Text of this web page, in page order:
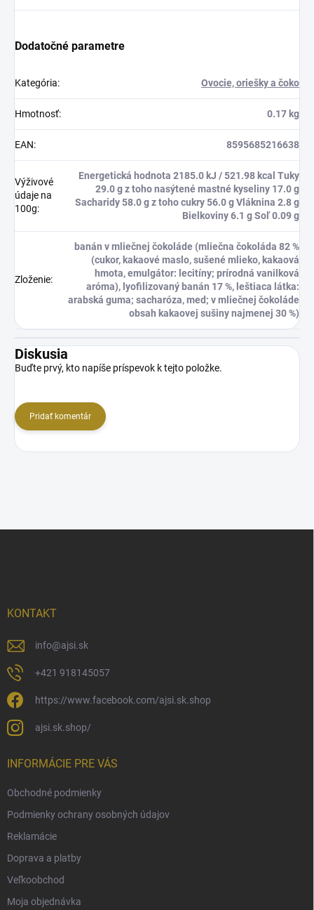
Dodatočné parametre
Kategória: Ovocie, oriešky a čoko
Hmotnosť: 0.17 kg
EAN: 8595685216638
Výživové
údaje na
100g:
Energetická hodnota 2185.0 kJ / 521.98 kcal Tuky
29.0 g z toho nasýtené mastné kyseliny 17.0 g
Sacharidy 58.0 g z toho cukry 56.0 g Vláknina 2.8 g
Bielkoviny 6.1 g Soľ 0.09 g
Zloženie:
banán v mliečnej čokoláde (mliečna čokoláda 82 %
(cukor, kakaové maslo, sušené mlieko, kakaová
hmota, emulgátor: lecitíny; prírodná vanilková
aróma), lyofilizovaný banán 17 %, leštiaca látka:
arabská guma; sacharóza, med; v mliečnej čokoláde
obsah kakaovej sušiny najmenej 30 %)
Diskusia
Buďte prvý, kto napíše príspevok k tejto položke.
Pridať komentár
KONTAKT
info@ajsi.sk
+421 918145057
https://www.facebook.com/ajsi.sk.shop
ajsi.sk.shop/
INFORMÁCIE PRE VÁS
Obchodné podmienky
Podmienky ochrany osobných údajov
Reklamácie
Doprava a platby
Veľkoobchod
Moja objednávka